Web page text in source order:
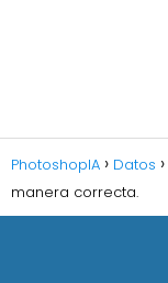
PhotoshopIA Datos
manera correcta.